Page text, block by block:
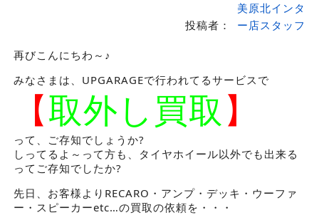
投稿者：
美原北インタ
ー店スタッフ
再びこんにちわ～♪
みなさまは、UPGARAGEで行われてるサービスで
【取外し買取】
って、ご存知でしょうか?
しってるよ～って方も、タイヤホイール以外でも出来る
ってご存知でしたか?
先日、お客様よりRECARO・アンプ・デッキ・ウーファ
ー・スピーカーetc…の買取の依頼を・・・